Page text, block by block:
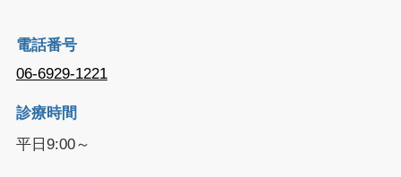
電話番号
06-6929-1221
診療時間
平日9:00～